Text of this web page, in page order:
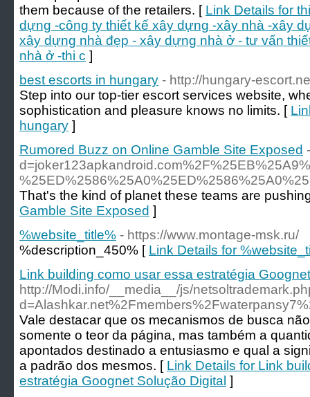
them because of the retailers. [ Link Details for
dựng -công ty thiết kế xây dựng -xây nhà -xây
xây dựng nhà đẹp - xây dựng nhà ở - tư vấn
nhà ở -thi c ]
best escorts in hungary - http://hungary-
Step into our top-tier escort services website,
sophistication and pleasure knows no limits. [
hungary ]
Rumored Buzz on Online Gamble Site Exposed
That's the kind of planet these teams are
Gamble Site Exposed ]
%website_title% - https://www.montage-msk.ru/
%description_450% [ Link Details for
Link building como usar essa estratégia
http://Modi.info/__media__/js/
Vale destacar que os mecanismos de busca
somente o teor da página, mas também a
apontados destinado a entusiasmo e qual a
a padrão dos mesmos. [ Link Details for Link
estratégia Goognet Solução Digital ]